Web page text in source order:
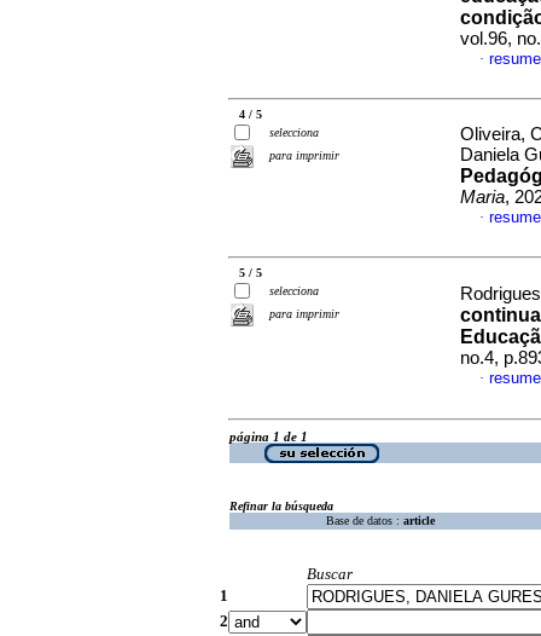
vol.96,
·
4 / 5
selecciona
para imprimir
Oliveira,
Daniela
Maria,
·
5 / 5
selecciona
para imprimir
no.4,
·
página 1 de 1
Refinar la búsqueda
Base de datos : article
Buscar
1
2